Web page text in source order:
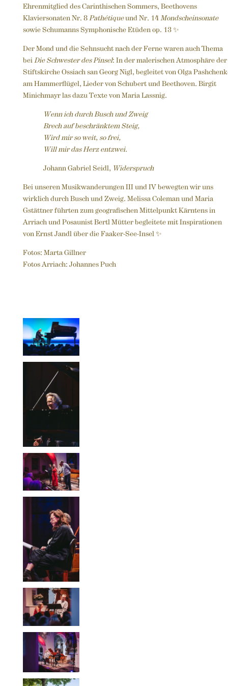
Ehrenmitglied des Carinthischen Sommers, Beethovens
Klaviersonaten Nr. 8 Pathétiqueund Nr. 14 Mondscheinsonate
sowie Schumanns Symphonische Etüden op. 13 ✨
Der Mond und die Sehnsucht nach der Ferne waren auch Thema
bei Die Schwester des Pinsel: In der malerischen Atmosphäre der
Stiftskirche Ossiach san Georg Nigl, begleitet von Olga
am Hammerflügel, Lieder von Schubert und Beethoven. Birgit
Minichmayr las dazu Texte von Maria Lassnig.
Wenn ich durch Busch und Zweig
Brech auf beschränktem Steig,
Wird mir so weit, so frei,
Will mir das Herz entzwei.
Johann Gabriel Seidl, Widerspruch
Bei unseren Musikwanderungen III und IV bewegten wir uns
wirklich durch Busch und Zweig. Melissa Coleman und Maria
Gstättner führten zum geografischen Mittelpunkt Kärntens in
Arriach und Posaunist Bertl Mütter begleitete mit Inspirationen
von Ernst Jandl über die Faaker-See-Insel ✨
Fotos: Marta Gillner
Fotos Arriach: Johannes Puch